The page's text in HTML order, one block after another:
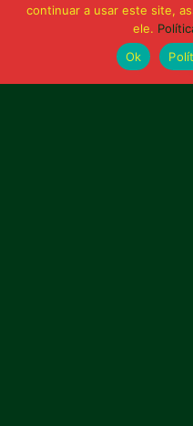
continuar a usar este site,
ele.
Ok